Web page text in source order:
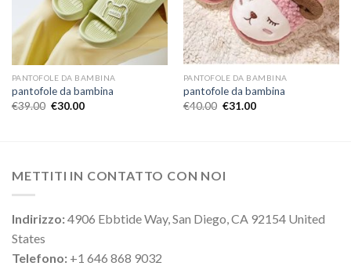
PANTOFOLE DA BAMBINA
pantofole da bambina
€39.00 €30.00
PANTOFOLE DA BAMBINA
pantofole da bambina
€40.00 €31.00
METTITI IN CONTATTO CON NOI
Indirizzo:4906 Ebbtide Way, San Diego, CA 92154 United
States
Telefono: +1 646 868 9032